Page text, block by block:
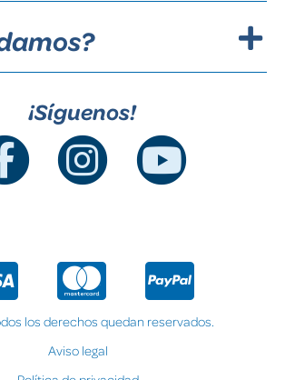
¡Síguenos!
los derechos quedan reservados.
Aviso legal